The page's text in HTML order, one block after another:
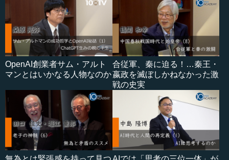
OpenAI創業者サム・アルト
マンとはいかなる人物なのか
合従軍、秦に迫る！…秦王・
嬴政を滅ぼしかねなかった激
戦の史実